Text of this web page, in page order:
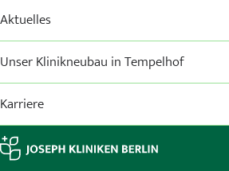
Aktuelles
Unser Klinikneubau in Tempelhof
Karriere